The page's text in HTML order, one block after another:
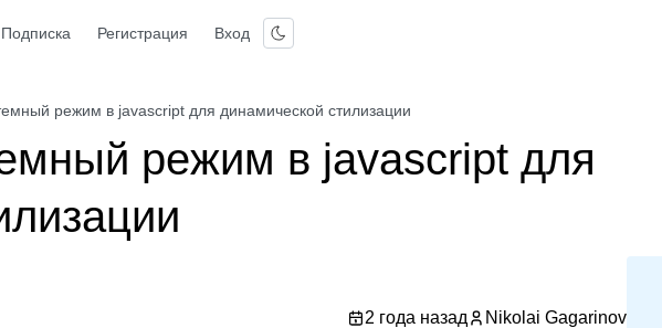
Подписка Регистрация Вход
режим в javascript для динамической стилизации
режим в javascript для
2 года назад Nikolai Gagarinov